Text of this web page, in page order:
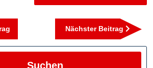
Beitrag
Nächster Beitrag
Suchen